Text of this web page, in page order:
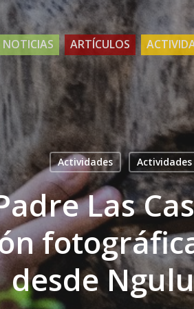
NOTICIAS ARTÍCULOS
Actividades
Las
desde